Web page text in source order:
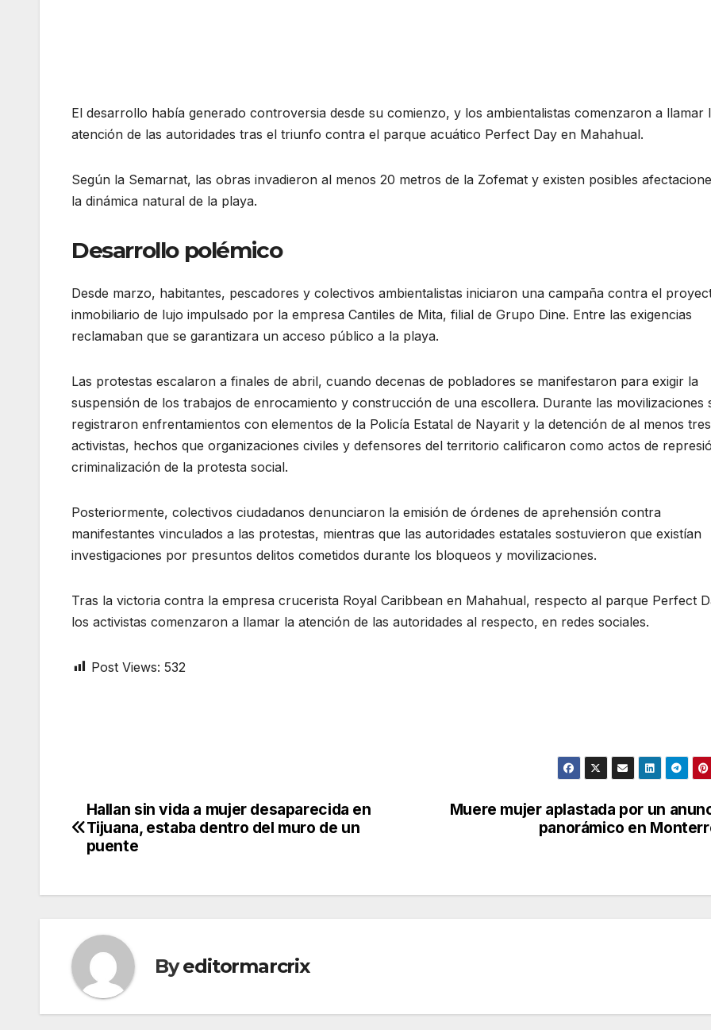
El desarrollo había generado controversia desde su comienzo, y los ambientalistas comenzaron a llamar
atención de las autoridades tras el triunfo contra el parque acuático Perfect Day en Mahahual.
Según la Semarnat, las obras invadieron al menos 20 metros de la Zofemat y existen posibles
la dinámica natural de la playa.
Desarrollo polémico
Desde marzo, habitantes, pescadores y colectivos ambientalistas iniciaron una campaña contra el
inmobiliario de lujo impulsado por la empresa Cantiles de Mita, filial de Grupo Dine. Entre las exigencias
reclamaban que se garantizara un acceso público a la playa.
Las protestas escalaron a finales de abril, cuando decenas de pobladores se manifestaron para exigir la
suspensión de los trabajos de enrocamiento y construcción de una escollera. Durante las movilizaciones
registraron enfrentamientos con elementos de la Policía Estatal de Nayarit y la detención de al menos tres
activistas, hechos que organizaciones civiles y defensores del territorio calificaron como actos de
criminalización de la protesta social.
Posteriormente, colectivos ciudadanos denunciaron la emisión de órdenes de aprehensión contra
manifestantes vinculados a las protestas, mientras que las autoridades estatales sostuvieron que existían
investigaciones por presuntos delitos cometidos durante los bloqueos y movilizaciones.
Tras la victoria contra la empresa crucerista Royal Caribbean en Mahahual, respecto al parque Perfect
los activistas comenzaron a llamar la atención de las autoridades al respecto, en redes sociales.
Post Views: 532
Post
navigation
Muere mujer aplastada por un
panorámico en
Hallan sin vida a mujer desaparecida en
Tijuana, estaba dentro del muro de un
puente
Byeditormarcrix